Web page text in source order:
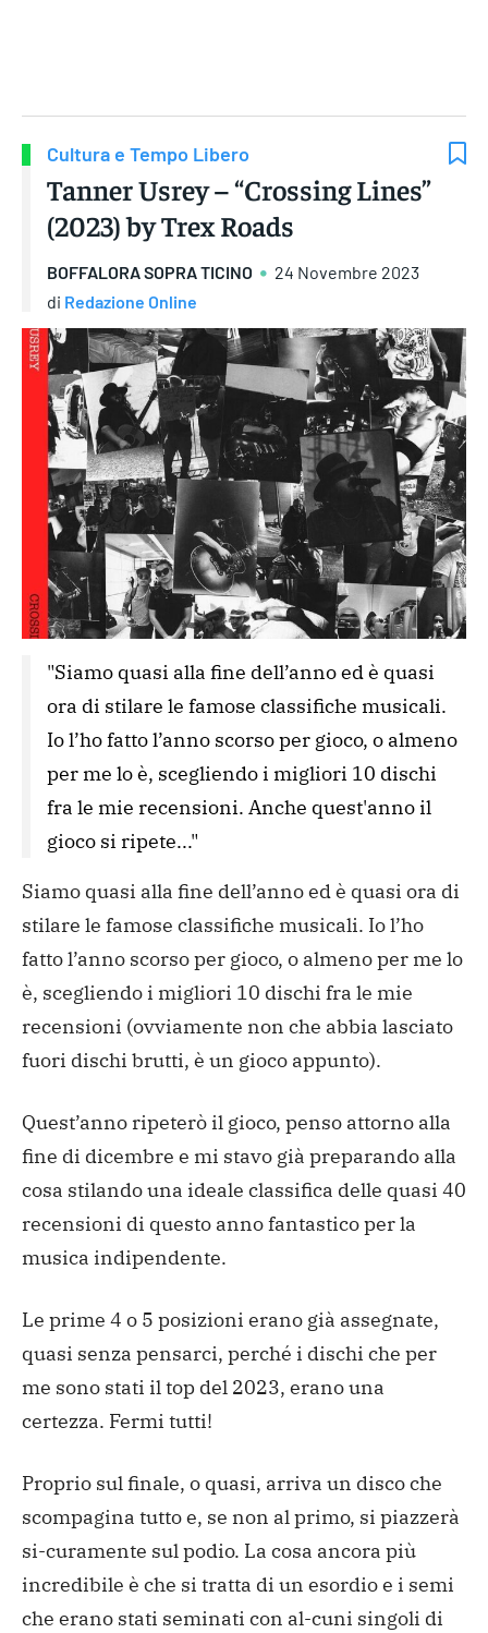
Cultura e Tempo Libero
Tanner Usrey – “Crossing Lines”
(2023) by Trex Roads
BOFFALORA SOPRA TICINO
24 Novembre 2023
di Redazione Online
"Siamo quasi alla fine dell’anno ed è quasi
ora di stilare le famose classifiche musicali.
Io l’ho fatto l’anno scorso per gioco, o almeno
per me lo è, scegliendo i migliori 10 dischi
fra le mie recensioni. Anche quest'anno il
gioco si ripete..."
Siamo quasi alla fine dell’anno ed è quasi ora di
stilare le famose classifiche musicali. Io l’ho
fatto l’anno scorso per gioco, o almeno per me lo
è, scegliendo i migliori 10 dischi fra le mie
recensioni (ovviamente non che abbia lasciato
fuori dischi brutti, è un gioco appunto).
Quest’anno ripeterò il gioco, penso attorno alla
fine di dicembre e mi stavo già preparando alla
cosa stilando una ideale classifica delle quasi 40
recensioni di questo anno fantastico per la
musica indipendente.
Le prime 4 o 5 posizioni erano già assegnate,
quasi senza pensarci, perché i dischi che per
me sono stati il top del 2023, erano una
certezza. Fermi tutti!
Proprio sul finale, o quasi, arriva un disco che
scompagina tutto e, se non al primo, si piazzerà
si-curamente sul podio. La cosa ancora più
incredibile è che si tratta di un esordio e i semi
che erano stati seminati con al-cuni singoli di